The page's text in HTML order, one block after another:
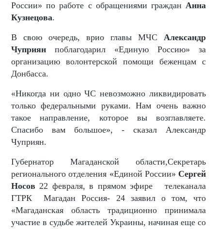
России» по работе с обращениями граждан Анна
Кузнецова.
В свою очередь, врио главы МЧС Александр
Чуприян поблагодарил «Единую Россию» за
организацию волонтерской помощи беженцам с
Донбасса.
«Никогда ни одно ЧС невозможно ликвидировать
только федеральными руками. Нам очень важно
такое направление, которое вы возглавляете.
Спасибо вам большое», - сказал Александр
Чуприян.
Губернатор Магаданской области,Секретарь
регионального отделения «Единой России» Сергей
Носов 22 февраля, в прямом эфире
телеканала
ГТРК
МагаданРоссия- 24 заявил о том, что
«Магаданская область традиционно принимала
участие в судьбе жителей Украины, начиная еще со